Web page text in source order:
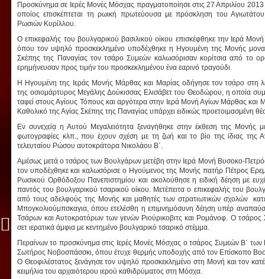
Προσκύνημα σε Ιερές Μονές Μόσχας πραγματοποίησε στις 27 Απριλίου
οποίος επισκέπτεται τη ρωική πρωτεύουσα με πρόσκληση του
Ρωσιών Κυρίλλου.
Ο επικεφαλής του βουλγαρικού βασιλικού οίκου επισκέφθηκε την Ιερά
όπου τον υψηλό προσκεκλημένο υποδέχθηκε η Ηγουμένη της Μονής
Σκέπης της Παναγίας τον τσάρο Συμεών καλωσόρισαν κορίτσια από το
ερημήνευσαν προς τιμήν του προσκεκλημένου ένα εαρινό τραγούδι.
Η Ηγουμένη της Ιεράς Μονής Μάρθας και Μαρίας οδήγησε τον τσάρο στη
της οσιομάρτυρος Μεγάλης Δούκισσας Ελισάβετ του Θεοδώρου, η οποία
ταφεί στους Αγίους Τόπους και αργότερα στην Ιερά Μονή Αγίων Μάρθας και
Καθολικό της Αγίας Σκέπης της Παναγίας υπάρχει ειδικώς προετοιμασμένη
Εν συνεχείᾳ η Αυτού Μεγαλειότητα ξεναγήθηκε στην έκθεση της Μονής
φωτογραφίες κλπ., που έχουν σχέση με τη ζωή και το βίο της ίδιας της
τελευταίου Ρώσου αυτοκράτορα Νικολάου Β΄.
Αμέσως μετά ο τσάρος των Βουλγάρων μετέβη στην Ιερά Μονή Βυσοκο-
τον υποδέχθηκε και καλωσόρισε ο Ηγούμενος της Μονής πατήρ Πέτρος
Ρωσικού Ορθόδοξου Πανεπιστημίου και ακολούθησε η ειδική δέηση με
παντός του βουλγαρικού τσαρικού οίκου. Μετέπειτα ο επικεφαλής του
από τους αδελφούς της Μονής και μαθητές των στρατιωτικών σχολών
Μπογκολιούμπσκαγια, όπου ετελέσθη η επιμνημόσυνη δέηση υπέρ
Τσάρων και Αυτοκρατόρων των γενών Ριούρικοβιτς και Ρομάνοφ. Ο
σετ ιερατικά άμφια με κεντημένο βουλγαρικό τσαρικό στέμμα.
Περαίνων το προσκύνημα στις Ιερές Μονές Μόσχας ο τσάρος Συμεών Β΄
Σωτήρος Νοβοσπάσσκι, όπου έτυχε θερμής υποδοχής από τον Επίσκοπο
Ο Θεοφιλέστατος ξενάγησε τον υψηλό προσκεκλημένο στη Μονή και τον
κειμήλια του αρχαιότερου ιερού καθιδρύματος στη Μόσχα.